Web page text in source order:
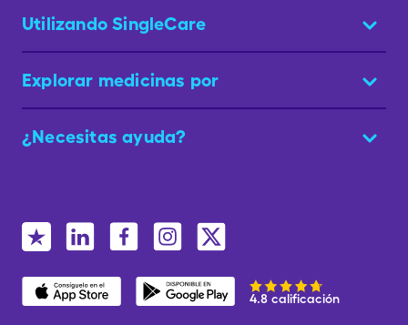
Utilizando SingleCare
Explorar medicinas por
¿Necesitas ayuda?
4.8 calificación